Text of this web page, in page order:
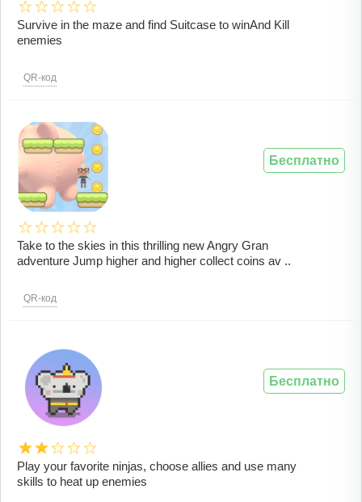
Survive in the maze and find Suitcase to winAnd Kill
enemies
QR-код
Take to the skies in this thrilling new Angry Gran
adventure Jump higher and higher collect coins av ..
QR-код
Бесплатно
Play your favorite ninjas, choose allies and use many
skills to heat up enemies
Бесплатно